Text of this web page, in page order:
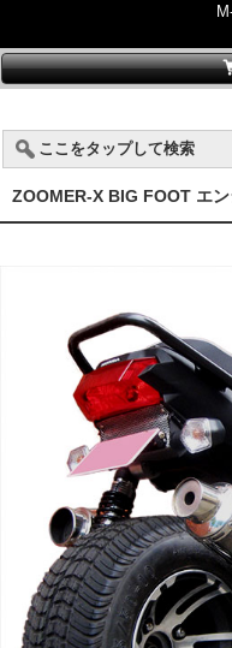
ここをタップして検索
ZOOMER-X BIG FOOT エ